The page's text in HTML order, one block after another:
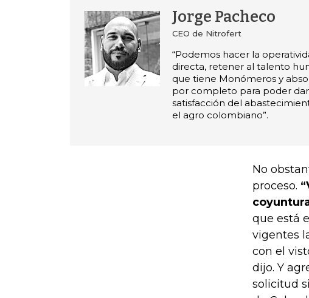
Jorge Pacheco
CEO de Nitrofert
“Podemos hacer la
directa, retener al talento
que tiene Monómeros y
por completo para poder
satisfacción del
el agro colombiano”.
No
proceso.
que está
vigentes
con el
dijo. Y
solicitud